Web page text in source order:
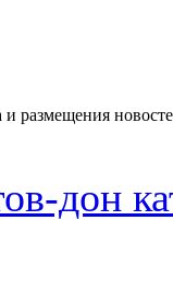
и размещения